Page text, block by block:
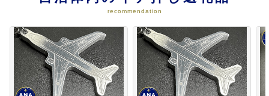
08
防災・防犯に関すること
消防団車庫の更新や、地域の防災
リーダーを育成するための講座を
開催するなどに活用しています。
recommendation